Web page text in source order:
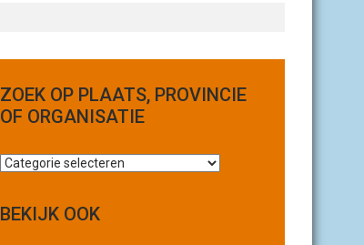
ZOEK OP PLAATS, PROVINCIE
OF ORGANISATIE
Z
k
BEKIJK OOK